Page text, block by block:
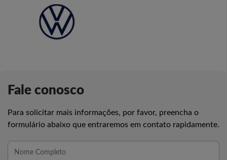
Fale conosco
Para solicitar mais informações, por favor, preencha o
formulário abaixo que entraremos em contato rapidamente.